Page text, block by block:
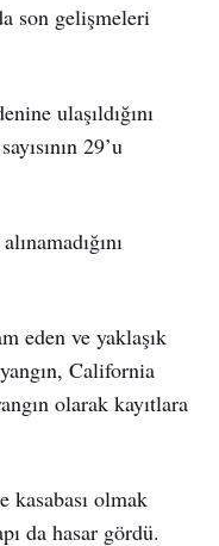
son gelişmeleri
ulaşıldığını
29’u
eden ve yaklaşık
California
olarak kayıtlara
kasabası olmak
da hasar gördü.